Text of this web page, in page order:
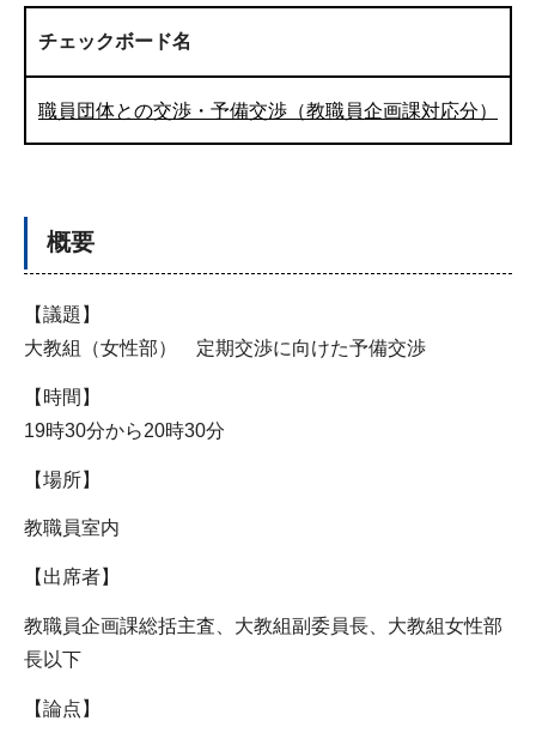
チェックボード名
職員団体との交渉・予備交渉（教職員企画課対応分）
概要
【議題】
大教組（女性部） 定期交渉に向けた予備交渉
【時間】
19時30分から20時30分
【場所】
教職員室内
【出席者】
教職員企画課総括主査、大教組副委員長、大教組女性部
長以下
【論点】